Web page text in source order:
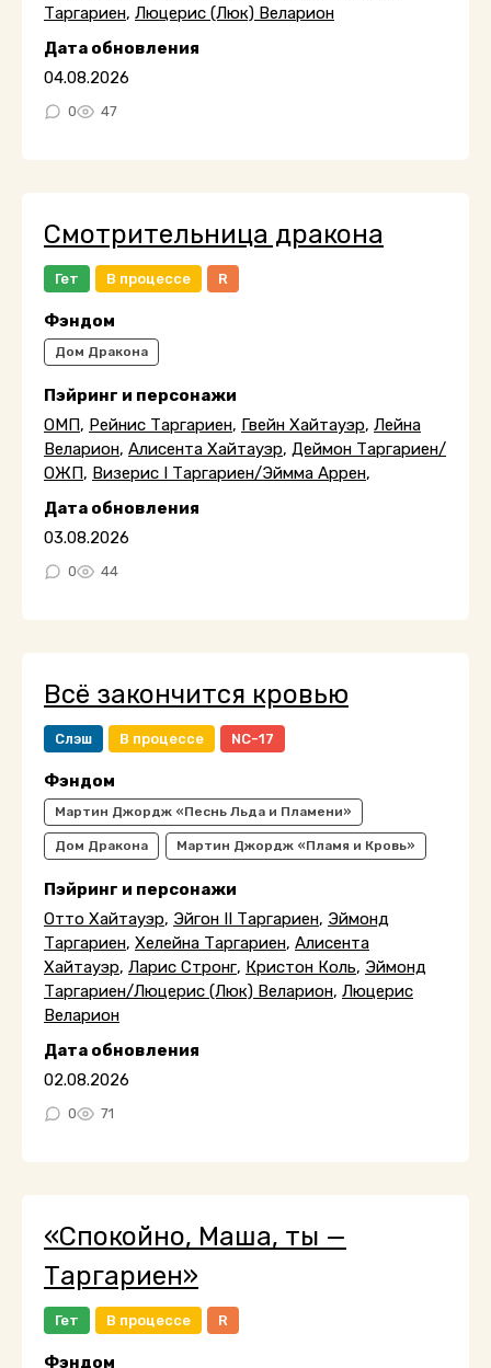
Таргариен, Люцерис (Люк) Веларион
Дата обновления
04.08.2026
0 47
Смотрительница дракона
Гет В процессе R
Фэндом
Дом Дракона
Пэйринг и персонажи
ОМП, Рейнис Таргариен, Гвейн Хайтауэр, Лейна
Веларион, Алисента Хайтауэр, Деймон Таргариен/
ОЖП, Визерис I Таргариен/Эймма Аррен,
Дата обновления
03.08.2026
0 44
Всё закончится кровью
Слэш В процессе NC-17
Фэндом
Мартин Джордж «Песнь Льда и Пламени»
Дом Дракона Мартин Джордж «Пламя и Кровь»
Пэйринг и персонажи
Отто Хайтауэр, Эйгон II Таргариен, Эймонд
Таргариен, Хелейна Таргариен, Алисента
Хайтауэр, Ларис Стронг, Кристон Коль, Эймонд
Таргариен/Люцерис (Люк) Веларион, Люцерис
Веларион
Дата обновления
02.08.2026
0 71
«Спокойно, Маша, ты —
Таргариен»
Гет В процессе R
Фэндом